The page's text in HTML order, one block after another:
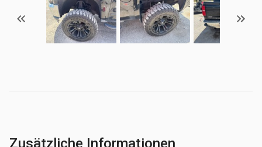
Zusätzliche Informationen